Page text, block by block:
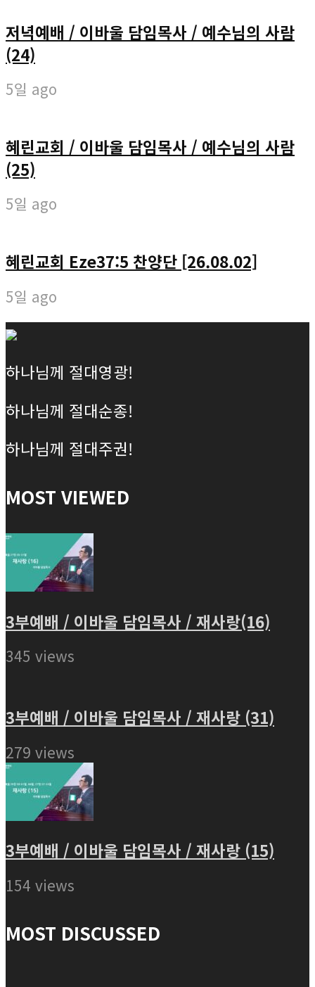
저녁예배 / 이바울 담임목사 / 예수님의 사람
(24)
5일 ago
혜린교회 / 이바울 담임목사 / 예수님의 사람
(25)
5일 ago
혜린교회 Eze37:5 찬양단 [26.08.02]
5일 ago
하나님께 절대영광!
하나님께 절대순종!
하나님께 절대주권!
MOST VIEWED
3부예배 / 이바울 담임목사 / 재사랑(16)
345 views
3부예배 / 이바울 담임목사 / 재사랑 (31)
279 views
3부예배 / 이바울 담임목사 / 재사랑 (15)
154 views
MOST DISCUSSED